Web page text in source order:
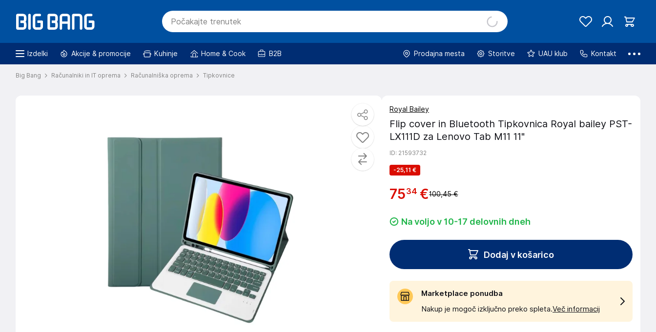
Izdelki Akcije & promocije Kuhinje Home & Cook B2B Prodajna mesta Storitve UAU klub Kontakt
Big Bang Računalniki in IT oprema Računalniška oprema Tipkovnice
Royal Bailey
Flip cover in Bluetooth Tipkovnica Royal bailey PST-
LX111D za Lenovo Tab M11 11"
ID: 21593732
-25,11 €
7534 €100,45 €
Na voljo v 10-17 delovnih dneh
Dodaj v košarico
Marketplace ponudba
Nakup je mogoč izključno preko spleta.Več informacij